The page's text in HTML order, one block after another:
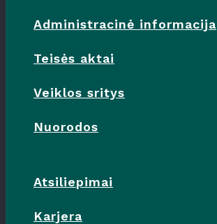
Administracinė informacija
Teisės aktai
Veiklos sritys
Nuorodos
Atsiliepimai
Karjera